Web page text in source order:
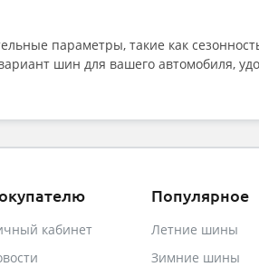
параметры, такие как
шин для вашего автомобиля,
кабинет
Популярное
Летние шины
Зимние шины